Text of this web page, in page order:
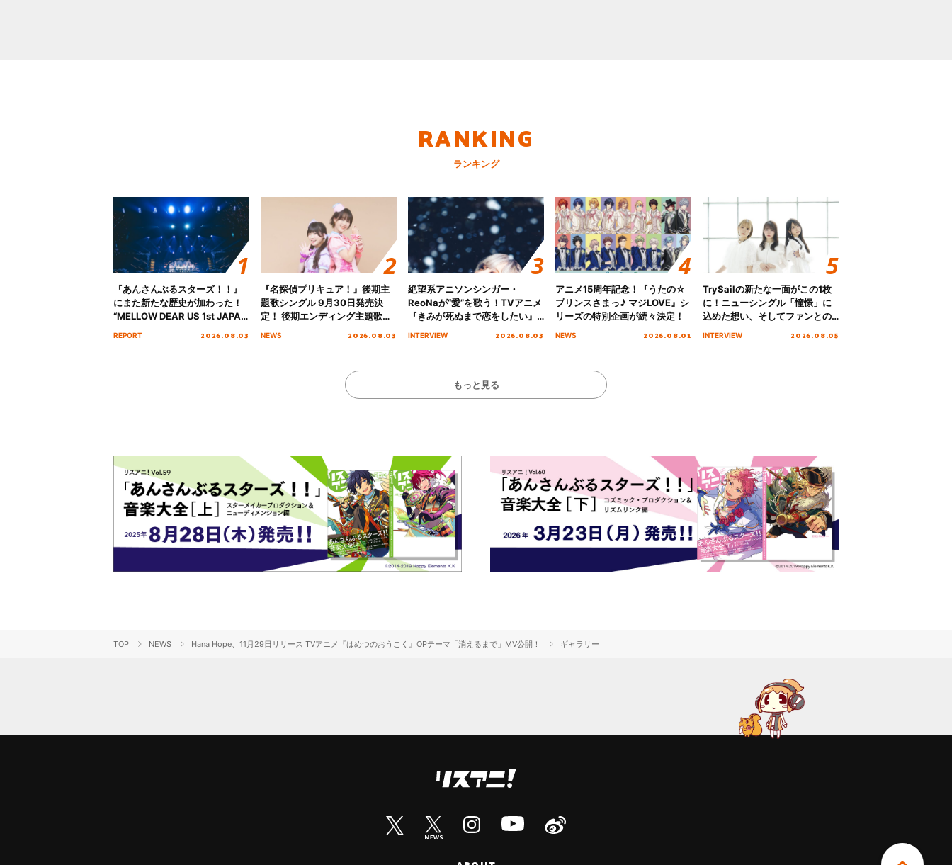
RANKING
ランキング
『あんさんぶるスターズ！！』
にまた新たな歴史が加わった！
“MELLOW DEAR US 1st JAPAN
Tour Final「NICE to meet YOU
REPORT 2026.08.03
『名探偵プリキュア！』後期主
題歌シングル 9月30日発売決
定！ 後期エンディング主題歌
「いつかわかる☆きっとあえ
NEWS 2026.08.03
絶望系アニソンシンガー・
ReoNaが“愛”を歌う！TVアニメ
『きみが死ぬまで恋をしたい』
オープニング主題歌「Amore」
INTERVIEW 2026.08.03
アニメ15周年記念！『うたの☆
プリンスさまっ♪ マジLOVE』シ
リーズの特別企画が続々決定！
NEWS 2026.08.01
TrySailの新たな一面がこの1枚
に！ニューシングル「憧憬」に
込めた想い、そしてファンとの
10周年の打ち上げライブを終え
INTERVIEW 2026.08.05
もっと見る
TOP NEWS Hana Hope、11月29日リリース TVアニメ『はめつのおうこく』OPテーマ「消えるまで」MV公開！ ギャラリー